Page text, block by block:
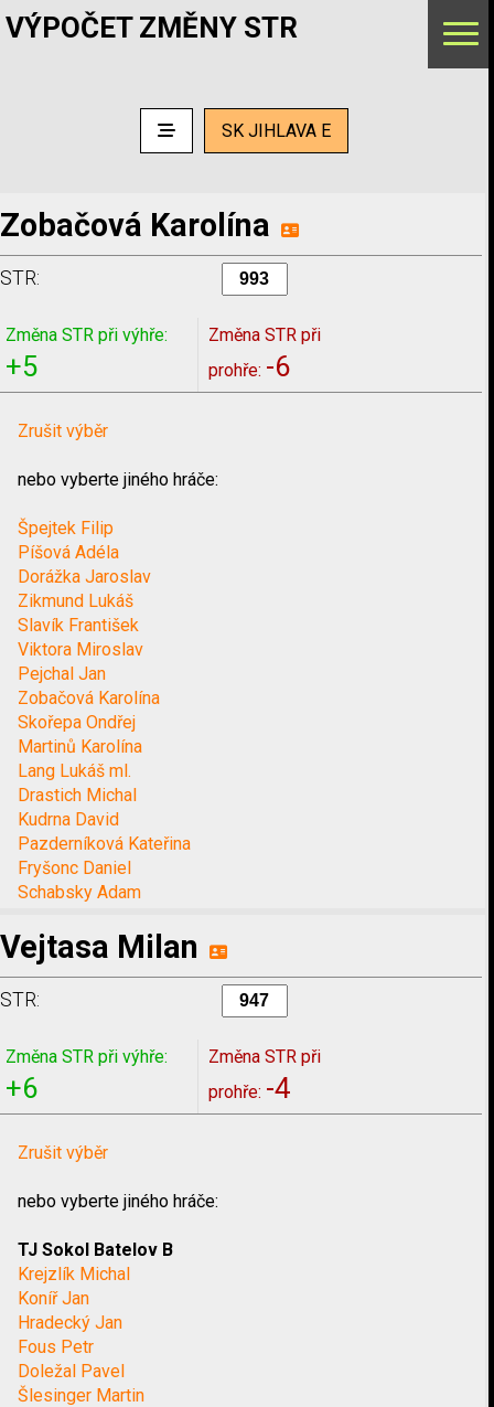
VÝPOČET ZMĚNY STR
SK JIHLAVA E
Zobačová Karolína
STR:
Změna STR při výhře:
+5
Změna STR při
prohře: -6
Zrušit výběr
nebo vyberte jiného hráče:
Špejtek Filip
Píšová Adéla
Dorážka Jaroslav
Zikmund Lukáš
Slavík František
Viktora Miroslav
Pejchal Jan
Zobačová Karolína
Skořepa Ondřej
Martinů Karolína
Lang Lukáš ml.
Drastich Michal
Kudrna David
Pazderníková Kateřina
Fryšonc Daniel
Schabsky Adam
Vejtasa Milan
STR:
Změna STR při výhře:
+6
Změna STR při
prohře: -4
Zrušit výběr
nebo vyberte jiného hráče:
TJ Sokol Batelov B
Krejzlík Michal
Koníř Jan
Hradecký Jan
Fous Petr
Doležal Pavel
Šlesinger Martin